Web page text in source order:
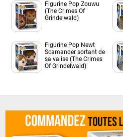
Figurine Pop Zouwu
(The Crimes Of
Grindelwald)
Figurine Pop Newt
Scamander sortant de
sa valise (The Crimes
Of Grindelwald)